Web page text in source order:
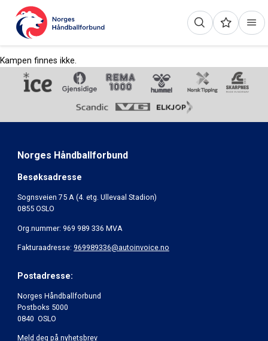
Kampen finnes ikke.
Norges Håndballforbund
Besøksadresse
Sognsveien 75 A (4. etg. Ullevaal Stadion)
0855 OSLO
Org.nummer: 969 989 336 MVA
Fakturaadresse: 969989336@autoinvoice.no
Postadresse:
Norges Håndballforbund
Postboks 5000
0840 OSLO
Meld deg på nyhetsbrev